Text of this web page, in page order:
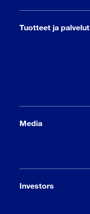
Tuotteet ja palvelut
Media
Investors